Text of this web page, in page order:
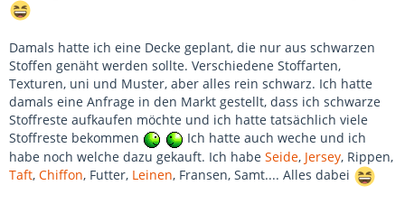
Damals hatte ich eine Decke geplant, die nur aus schwarzen
Stoffen genäht werden sollte. Verschiedene Stoffarten,
Texturen, uni und Muster, aber alles rein schwarz. Ich hatte
damals eine Anfrage in den Markt gestellt, dass ich schwarze
Stoffreste aufkaufen möchte und ich hatte tatsächlich viele
Stoffreste bekommen
Ich hatte auch weche und ich
habe noch welche dazu gekauft. Ich habe Seide, Jersey, Rippen,
Taft, Chiffon, Futter, Leinen, Fransen, Samt.... Alles dabei